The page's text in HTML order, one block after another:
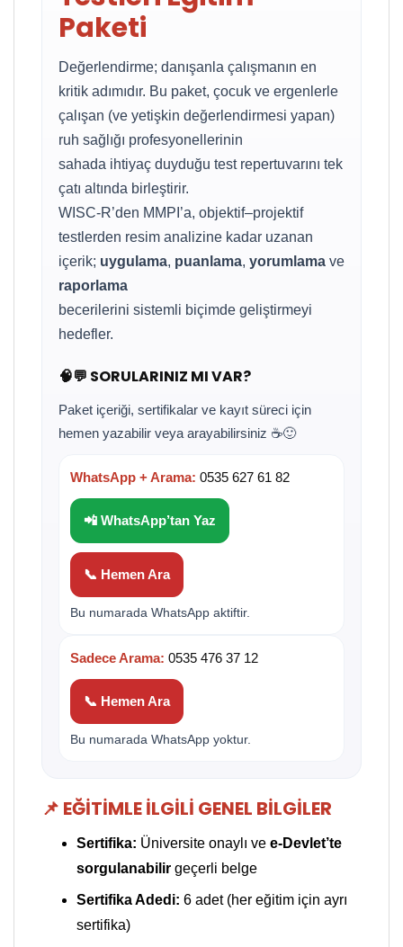
Paketi
Değerlendirme; danışanla çalışmanın en
kritik adımıdır. Bu paket, çocuk ve ergenlerle
çalışan (ve yetişkin değerlendirmesi yapan)
ruh sağlığı profesyonellerinin
sahada ihtiyaç duyduğu test repertuvarını tek
çatı altında birleştirir.
WISC-R’den MMPI’a, objektif–projektif
testlerden resim analizine kadar uzanan
içerik; uygulama, puanlama, yorumlama ve
raporlama
becerilerini sistemli biçimde geliştirmeyi
hedefler.
🧠💬 SORULARINIZ MI VAR?
Paket içeriği, sertifikalar ve kayıt süreci için
hemen yazabilir veya arayabilirsiniz ☕🙂
WhatsApp + Arama: 0535 627 61 82
📲 WhatsApp’tan Yaz
📞 Hemen Ara
Bu numarada WhatsApp aktiftir.
Sadece Arama: 0535 476 37 12
📞 Hemen Ara
Bu numarada WhatsApp yoktur.
📌 EĞITIMLE İLGILI GENEL BILGILER
Sertifika: Üniversite onaylı ve e-Devlet’te
sorgulanabilirgeçerli belge
Sertifika Adedi: 6 adet (her eğitim için ayrı
sertifika)